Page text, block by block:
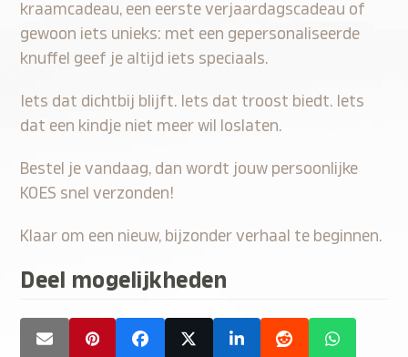
kraamcadeau, een eerste verjaardagscadeau of
gewoon iets unieks: met een gepersonaliseerde
knuffel geef je altijd iets speciaals.
Iets dat dichtbij blijft. Iets dat troost biedt. Iets
dat een kindje niet meer wil loslaten.
Bestel je vandaag, dan wordt jouw persoonlijke
KOES snel verzonden!
Klaar om een nieuw, bijzonder verhaal te beginnen.
Deel mogelijkheden